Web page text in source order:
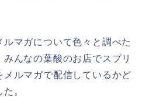
マガについて色々と調べた
んなの葉酸のお店でスプリ
メルマガで配信しているかど
。